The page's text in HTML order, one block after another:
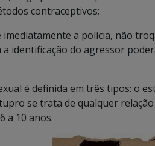
contraceptivos;
a polícia, não
identificação do agressor
é definida em três tipos: o
se trata de qualquer relação
a 10 anos.